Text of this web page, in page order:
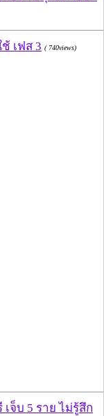
เฟส 3 ( 740views)
จ็บ 5 ราย ไม่รู้สึก